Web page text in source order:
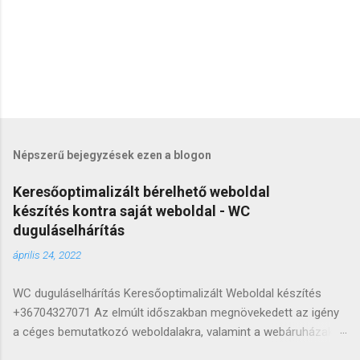
Népszerű bejegyzések ezen a blogon
Keresőoptimalizált bérelhető weboldal
készítés kontra saját weboldal - WC
duguláselhárítás
április 24, 2022
WC duguláselhárítás Keresőoptimalizált Weboldal készítés
+36704327071 Az elmúlt időszakban megnövekedett az igény
a céges bemutatkozó weboldalakra, valamint a webáruházakra,